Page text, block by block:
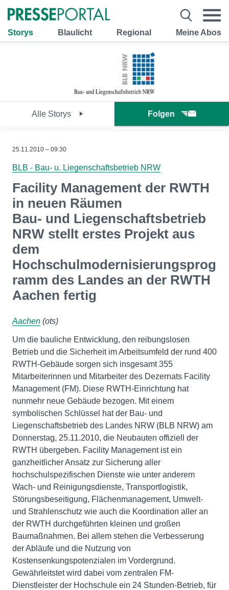
Storys Blaulicht Regional Meine Abos
Alle Storys Folgen
25.11.2010 – 09:30
BLB - Bau- u. Liegenschaftsbetrieb NRW
Facility Management der RWTH
in neuen Räumen
Bau- und Liegenschaftsbetrieb
NRW stellt erstes Projekt aus
dem
Hochschulmodernisierungsprog
ramm des Landes an der RWTH
Aachen fertig
Aachen (ots)
Um die bauliche Entwicklung, den reibungslosen
Betrieb und die Sicherheit im Arbeitsumfeld der rund 400
RWTH-Gebäude sorgen sich insgesamt 355
Mitarbeiterinnen und Mitarbeiter des Dezernats Facility
Management (FM). Diese RWTH-Einrichtung hat
nunmehr neue Gebäude bezogen. Mit einem
symbolischen Schlüssel hat der Bau- und
Liegenschaftsbetrieb des Landes NRW (BLB NRW) am
Donnerstag, 25.11.2010, die Neubauten offiziell der
RWTH übergeben. Facility Management ist ein
ganzheitlicher Ansatz zur Sicherung aller
hochschulspezifischen Dienste wie unter anderem
Wach- und Reinigungsdienste, Transportlogistik,
Störungsbeseitigung, Flächenmanagement, Umwelt-
und Strahlenschutz wie auch die Koordination aller an
der RWTH durchgeführten kleinen und großen
Baumaßnahmen. Bei allem stehen die Verbesserung
der Abläufe und die Nutzung von
Kostensenkungspotenzialen im Vordergrund.
Gewährleitstet wird dabei vom zentralen FM-
Dienstleister der Hochschule ein 24 Stunden-Betrieb, für